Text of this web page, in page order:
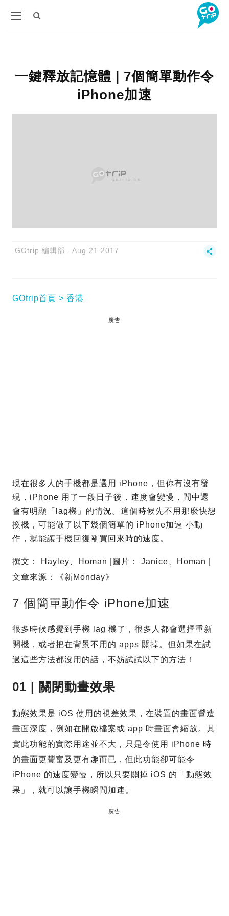
一鍵釋放記憶體 | 7個簡單動作令
iPhone加速
GOtrip 編輯部 Aug 21 2017
GOtrip首頁 香港
廣告
現在很多人的手機都是選用 iPhone，但你有沒有發
現，iPhone 用了一段日子後，速度會變慢，間中還
會有明顯「lag機」的情況。這個時候先不用那麼快想
換機，可能做了以下幾個簡單的 iPhone加速 小動
作，就能讓手機回復剛買回來時的速度。
撰文： Hayley、Homan |圖片： Janice、Homan |
文章來源：《新Monday》
7 個簡單動作令 iPhone加速
很多時候感覺到手機 lag 機了，很多人都會選擇重新
開機，或者把在背景不用的 apps 關掉。但如果在試
過這些方法都沒用的話，不妨試試以下的方法！
01 | 關閉動畫效果
動態效果是 iOS 使用的視差效果，在裝置的畫面營造
畫面深度，例如在開啟檔案或 app 時畫面會縮放。其
實此功能的實際用途並不大，只是令使用 iPhone 時
的畫面更豐富及更有趣而已，但此功能卻可能令
iPhone 的速度變慢，所以只要關掉 iOS 的「動態效
果」，就可以讓手機瞬間加速。
廣告